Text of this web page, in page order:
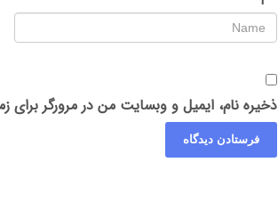
ذخیره نام، ایمیل و وبسایت من در مرورگر برای